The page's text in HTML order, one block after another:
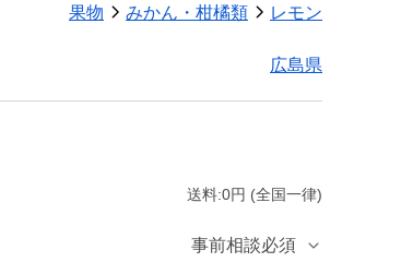
果物 みかん・柑橘類 レモン
広島県
送料:0円 (全国一律)
事前相談必須